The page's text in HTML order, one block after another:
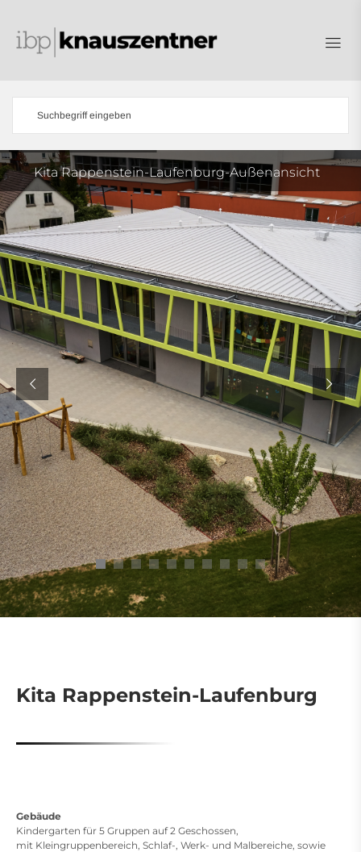
Kita Rappenstein-Laufenburg-Außenansicht
Kita Rappenstein-Laufenburg
Gebäude
Kindergarten für 5 Gruppen auf 2 Geschossen,
mit Kleingruppenbereich, Schlaf-, Werk- und Malbereiche, sowie